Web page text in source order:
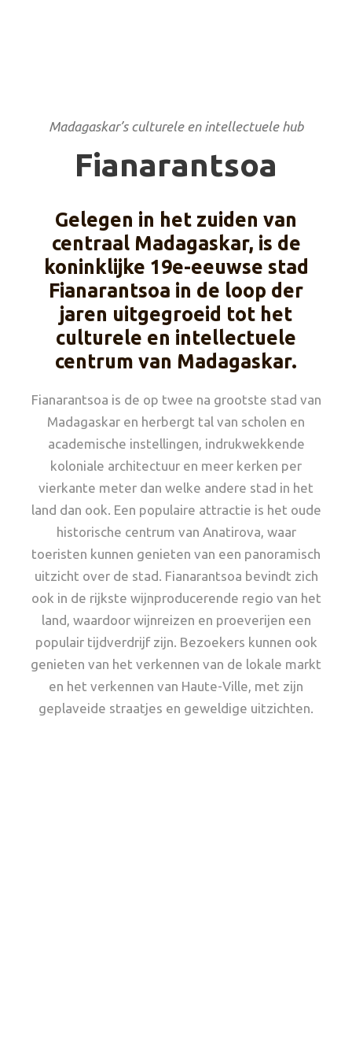
Madagaskar’s culturele en intellectuele hub
Fianarantsoa
Gelegen in het zuiden van
centraal Madagaskar, is de
koninklijke 19e-eeuwse stad
Fianarantsoa in de loop der
jaren uitgegroeid tot het
culturele en intellectuele
centrum van Madagaskar.
Fianarantsoa is de op twee na grootste stad van
Madagaskar en herbergt tal van scholen en
academische instellingen, indrukwekkende
koloniale architectuur en meer kerken per
vierkante meter dan welke andere stad in het
land dan ook. Een populaire attractie is het oude
historische centrum van Anatirova, waar
toeristen kunnen genieten van een panoramisch
uitzicht over de stad. Fianarantsoa bevindt zich
ook in de rijkste wijnproducerende regio van het
land, waardoor wijnreizen en proeverijen een
populair tijdverdrijf zijn. Bezoekers kunnen ook
genieten van het verkennen van de lokale markt
en het verkennen van Haute-Ville, met zijn
geplaveide straatjes en geweldige uitzichten.